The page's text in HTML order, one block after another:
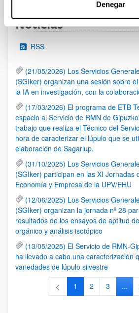
Denegar
Noticias
RSS
(21/05/2026) Los Servicios
(SGIker) organizan una sesión sobre
la IA en investigación, con la
(17/03/2026) El programa de ETB
espacio al Servicio de RMN de
trabajo que realiza el Técnico del
hora de caracterizar el lúpulo que se
elaboración de Sagarlup.
(31/10/2025) Los Servicios
(SGIker) participan en las XI Jornadas
Economía y Empresa de la UPV/EHU
(12/06/2025) Los Servicios
(SGIker) organizan la jornada nº 28
resultados de los ensayos de aptitud
orgánico y análisis isotópico
(13/05/2025) El Servicio de RMN-
ha llevado a cabo una caracterización
variedades de lúpulo silvestre
Página
1 Página
2 Página
3 ...